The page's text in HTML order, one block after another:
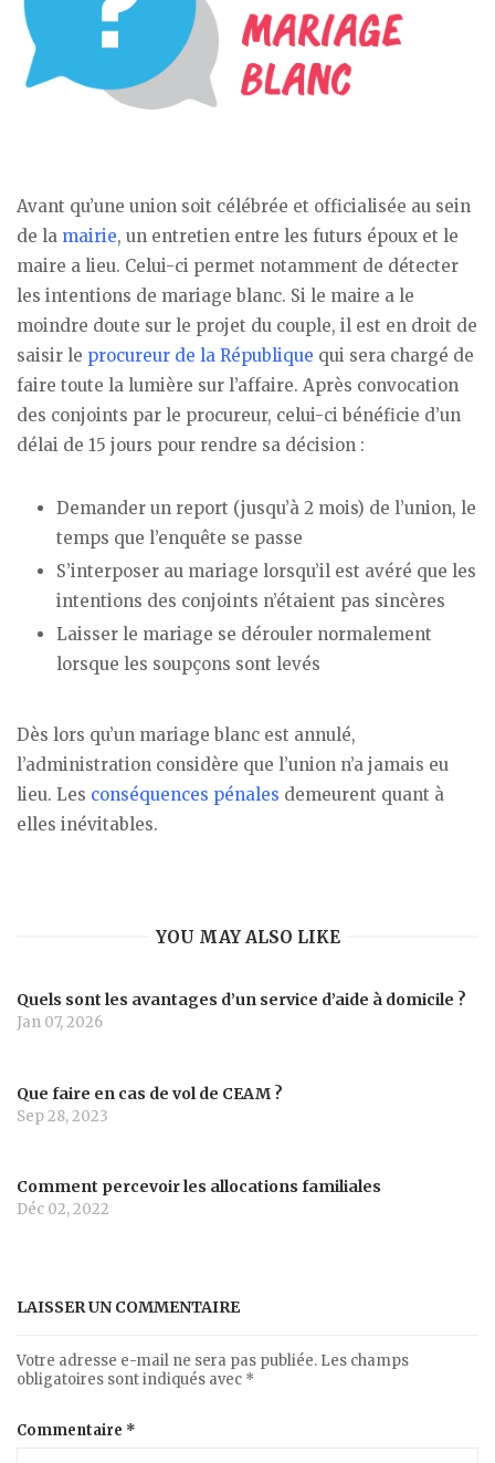
Avant qu’une union soit célébrée et officialisée au sein
de la mairie, un entretien entre les futurs époux et le
maire a lieu. Celui-ci permet notamment de détecter
les intentions de mariage blanc. Si le maire a le
moindre doute sur le projet du couple, il est en droit de
saisir le procureur de la République qui sera chargé de
faire toute la lumière sur l’affaire. Après convocation
des conjoints par le procureur, celui-ci bénéficie d’un
délai de 15 jours pour rendre sa décision :
Demander un report (jusqu’à 2 mois) de l’union, le
temps que l’enquête se passe
S’interposer au mariage lorsqu’il est avéré que les
intentions des conjoints n’étaient pas sincères
Laisser le mariage se dérouler normalement
lorsque les soupçons sont levés
Dès lors qu’un mariage blanc est annulé,
l’administration considère que l’union n’a jamais eu
lieu. Les conséquences pénales demeurent quant à
elles inévitables.
YOU MAY ALSO LIKE
Quels sont les avantages d’un service d’aide à domicile ?
Jan 07, 2026
Que faire en cas de vol de CEAM ?
Sep 28, 2023
Comment percevoir les allocations familiales
Déc 02, 2022
LAISSER UN COMMENTAIRE
Votre adresse e-mail ne sera pas publiée. Les champs
obligatoires sont indiqués avec *
Commentaire *